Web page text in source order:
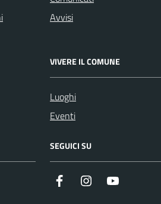
Avvisi
VIVERE IL COMUNE
Luoghi
Eventi
SEGUICI SU
InstagramYouTube